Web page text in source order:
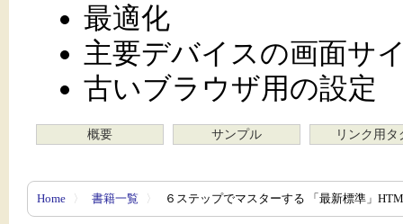
最適化
主要デバイスの画面サ
古いブラウザ用の設定
概要 サンプル リンク用タ
Home 〉 書籍一覧 〉 ６ステップでマスターする 「最新標準」